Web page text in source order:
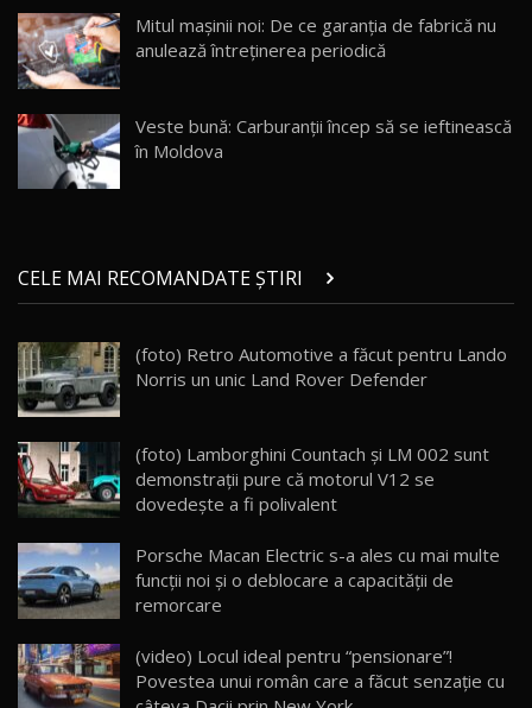
30:08
AutoBlog.MD
23:36
20
21
Micul BYD Dolphin Surf / Test Drive
AutoBlog.MD
16:59
22
Noua Mazda 6e / Test Drive AutoBlog.MD
26:59
23
Lynk & Co 01 / Test Drive AutoBlog.MD
25:19
24
ZEEKR 009: Cel mai Performant și Confortabil
Van Electric Testat în Moldova / AutoBlog.MD
26:38
25
mai Exclusiv și Puternic Defender Testat în
Moldova
32:21
Mitul mașinii noi: De ce garanția de fabrică nu
anulează întreținerea periodică
Veste bună: Carburanții încep să se ieftinească
în Moldova
CELE MAI RECOMANDATE ȘTIRI
(foto) Retro Automotive a făcut pentru Lando
Norris un unic Land Rover Defender
(foto) Lamborghini Countach și LM 002 sunt
demonstrații pure că motorul V12 se
dovedește a fi polivalent
Porsche Macan Electric s-a ales cu mai multe
funcții noi și o deblocare a capacității de
remorcare
(video) Locul ideal pentru “pensionare”!
Povestea unui român care a făcut senzație cu